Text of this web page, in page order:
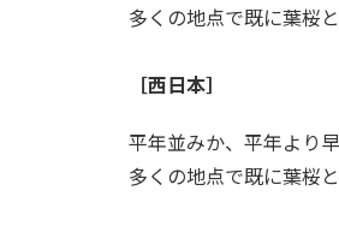
多くの地点で既に葉桜と
［西日本］
平年並みか、平年より
多くの地点で既に葉桜と